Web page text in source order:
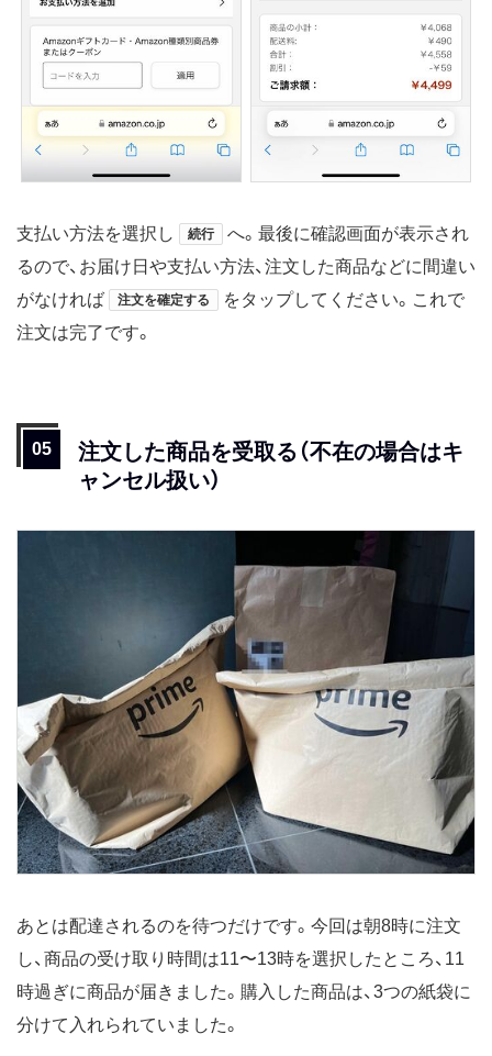
支払い方法を選択し 続行
へ。最後に確認画面が表示され
るので、お届け日や支払い方法、注文した商品などに間違い
がなければ
注文を確定する
をタップしてください。これで
注文は完了です。
注文した商品を受取る（不在の場合はキ
ャンセル扱い）
あとは配達されるのを待つだけです。今回は朝8時に注文
し、商品の受け取り時間は11〜13時を選択したところ、11
時過ぎに商品が届きました。購入した商品は、3つの紙袋に
分けて入れられていました。